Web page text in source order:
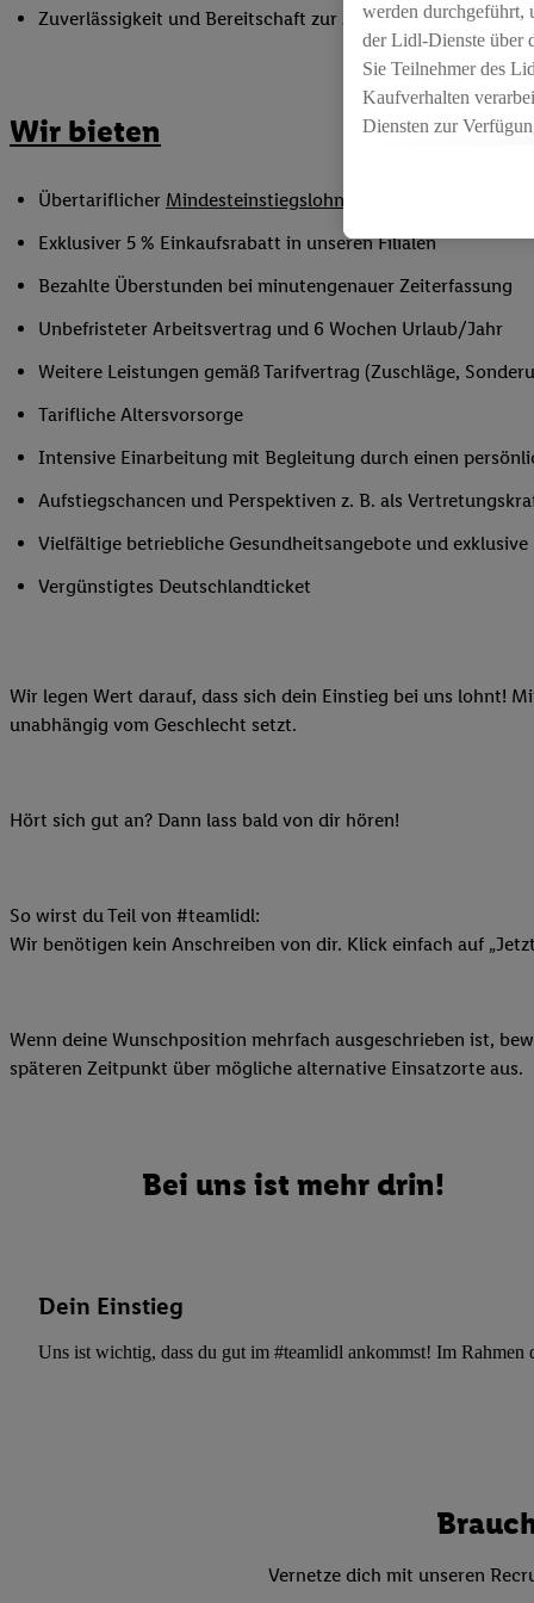
Zuverlässigkeit und Bereitschaft zur Arbeit in flexiblen
Wir bieten
Übertariflicher Mindesteinstiegslohn
Exklusiver 5 % Einkaufsrabatt in unseren Filialen
Bezahlte Überstunden bei minutengenauer Zeiterfassung
Unbefristeter Arbeitsvertrag und 6 Wochen Urlaub/Jahr
Weitere Leistungen gemäß Tarifvertrag (Zuschläge,
Tarifliche Altersvorsorge
Intensive Einarbeitung mit Begleitung durch einen
Aufstiegschancen und Perspektiven z. B. als
Vielfältige betriebliche Gesundheitsangebote und
Vergünstigtes Deutschlandticket
Wir legen Wert darauf, dass sich dein Einstieg bei uns lohnt!
unabhängig vom Geschlecht setzt.
Hört sich gut an? Dann lass bald von dir hören!
So wirst du Teil von #teamlidl:
Wir benötigen kein Anschreiben von dir. Klick einfach auf
Wenn deine Wunschposition mehrfach ausgeschrieben ist,
späteren Zeitpunkt über mögliche alternative Einsatzorte aus.
Bei uns ist mehr drin!
Dein Einstieg
Uns ist wichtig, dass du gut im #teamlidl ankommst! Im Rahmen
Vernetze dich mit unseren
werden durchgeführt,
der Lidl-Dienste über
Sie Teilnehmer des
Kaufverhalten
Diensten zur
Die Erstellung
angereicherten
Ihr Kaufverhalten in
Speichern von und/
(sogenannten
zur technischen
in gemeinsamer
spezielle Online-
Ihnen personalisierte
Adresse und einer
können Ihre
Durch einen Klick auf
Ihre Einwilligung
Anzeige von
von Zielgruppen